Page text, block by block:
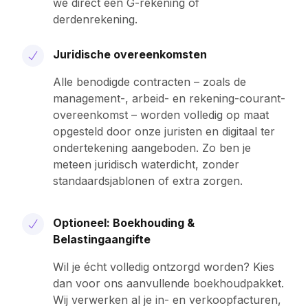
derdenrekening.
Juridische overeenkomsten
Alle benodigde contracten – zoals de
management-, arbeid- en rekening-courant­
overeenkomst – worden volledig op maat
opgesteld door onze juristen en digitaal ter
ondertekening aangeboden. Zo ben je
meteen juridisch waterdicht, zonder
standaard­sjablonen of extra zorgen.
Optioneel: Boekhouding &
Belastingaangifte
Wil je écht volledig ontzorgd worden? Kies
dan voor ons aanvullende boekhoud­pakket.
Wij verwerken al je in- en verkoop­facturen,